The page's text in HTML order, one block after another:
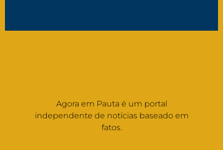
Agora em Pauta é um portal
independente de notícias baseado em
fatos.